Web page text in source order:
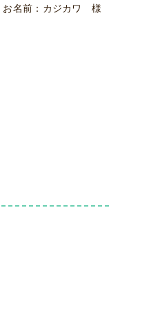
お名前：カジカワ 様